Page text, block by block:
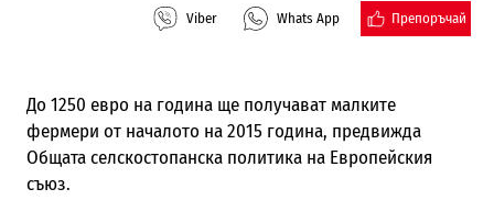
Viber Whats App Препоръчай
До 1250 евро на година ще получават малките
фермери от началото на 2015 година, предвижда
Общата селскостопанска политика на Европейския
съюз.